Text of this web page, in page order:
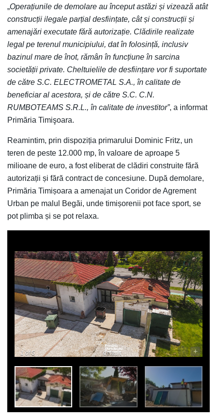
„Operațiunile de demolare au început astăzi și vizează atât
construcții ilegale parțial desființate, cât și construcții și
amenajări executate fără autorizație. Clădirile realizate
legal pe terenul municipiului, dat în folosință, inclusiv
bazinul mare de înot, rămân în funcțiune în sarcina
societății private. Cheltuielile de desființare vor fi suportate
de către S.C. ELECTROMETAL S.A., în calitate de
beneficiar al acestora, și de către S.C. C.N.
RUMBOTEAMS S.R.L., în calitate de investitor”, a informat
Primăria Timişoara.
Reamintim, prin dispoziția primarului Dominic Fritz, un
teren de peste 12.000 mp, în valoare de aproape 5
milioane de euro, a fost eliberat de clădiri construite fără
autorizații și fără contract de concesiune. După demolare,
Primăria Timișoara a amenajat un Coridor de Agrement
Urban pe malul Begăi, unde timișorenii pot face sport, se
pot plimba și se pot relaxa.
1of 5 default - +